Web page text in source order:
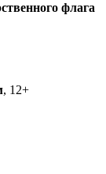
флага
, 12+